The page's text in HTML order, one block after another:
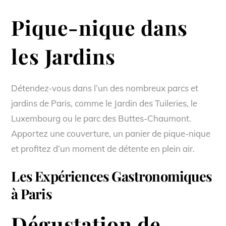
Pique-nique dans
les Jardins
Détendez-vous dans l’un des nombreux parcs et
jardins de Paris, comme le Jardin des Tuileries, le
Luxembourg ou le parc des Buttes-Chaumont.
Apportez une couverture, un panier de pique-nique
et profitez d’un moment de détente en plein air.
Les Expériences Gastronomiques
à Paris